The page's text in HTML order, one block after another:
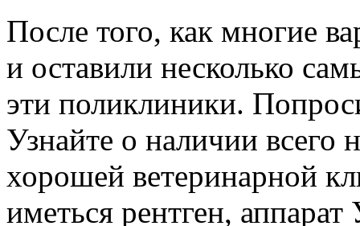
После того, как многие
и оставили несколько
эти поликлиники.
Узнайте о наличии всего
хорошей ветеринарной
иметься рентген,